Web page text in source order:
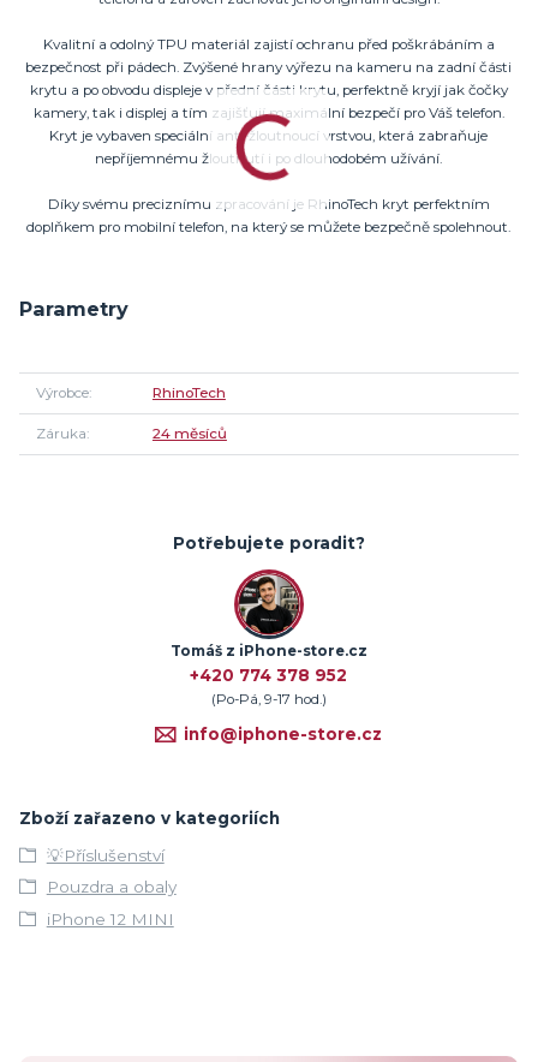
Kvalitní a odolný TPU materiál zajistí ochranu před poškrábáním a
bezpečnost při pádech. Zvýšené hrany výřezu na kameru na zadní části
krytu a po obvodu displeje v přední části krytu, perfektně kryjí jak čočky
kamery, tak i displej a tím zajišťují maximální bezpečí pro Váš telefon.
Kryt je vybaven speciální anti-žloutnoucí vrstvou, která zabraňuje
nepříjemnému žloutnutí i po dlouhodobém užívání.
Díky svému preciznímu zpracování je RhinoTech kryt perfektním
doplňkem pro mobilní telefon, na který se můžete bezpečně spolehnout.
Parametry
Výrobce RhinoTech
Záruka 24 měsíců
Potřebujete poradit?
Tomáš z iPhone-store.cz
+420 774 378 952
(Po-Pá, 9-17 hod.)
info@iphone-store.cz
Zboží zařazeno v kategoriích
💡Příslušenství
Pouzdra a obaly
iPhone 12 MINI